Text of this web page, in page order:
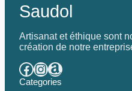
Saudol
Artisanat et éthique sont
création de notre
Categories